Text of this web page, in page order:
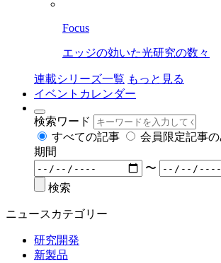
Focus
エッジの効いた光研究の数々
連載シリーズ一覧 もっと見る
イベントカレンダー
検索ワード
すべての記事
会員限定記事の
期間
〜
検索
ニュースカテゴリー
研究開発
新製品